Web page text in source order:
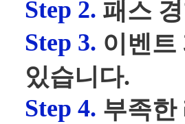
Step 2. 패스
Step 3. 이벤트
있습니다.
Step 4. 부족한